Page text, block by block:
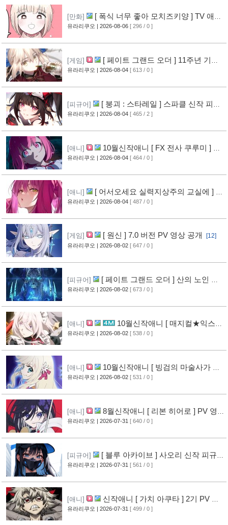
[만화]
[ 폭식 너무 좋아 모치즈키양 ] TV 애니
메이션화 결정 [13]
유라리쿠오 | 2026-08-06 [ 296 / 0 ]
[게임]
[ 페이트 그랜드 오더 ] 11주년 기념
영상 공개
[11]
유라리쿠오 | 2026-08-04 [ 613 / 0 ]
[피규어]
[ 붕괴 : 스타레일 ] 스파클 신작 피규
어 공개
[8]
유라리쿠오 | 2026-08-04 [ 465 / 2 ]
[애니]
10월신작애니 [ FX 전사 쿠루미 ] PV
영상 공개
[9]
유라리쿠오 | 2026-08-04 [ 464 / 0 ]
[애니]
[ 어서오세요 실력지상주의 교실에 ] 블
루레이 VOL.2 표지 공개 [10]
유라리쿠오 | 2026-08-04 [ 487 / 0 ]
[게임] [ 원신 ] 7.0 버전 PV 영상 공개 [12]
유라리쿠오 | 2026-08-02 [ 647 / 0 ]
[피규어]
[ 페이트 그랜드 오더 ] 산의 노인 신
작 피규어 공개 [17]
유라리쿠오 | 2026-08-02 [ 673 / 0 ]
[애니]
10월신작애니 [ 매지컬★익스플
로러 ] PV 영상 공개 [12]
유라리쿠오 | 2026-08-02 [ 538 / 0 ]
[애니]
10월신작애니 [ 빙검의 마술사가 세
계를 다스린다 ] 2기 PV 영상 공개
유라리쿠오 | 2026-08-02 [ 531 / 0 ]
[애니]
8월신작애니 [ 리본 히어로 ] PV 영
상 공개
[11]
유라리쿠오 | 2026-07-31 [ 640 / 0 ]
[피규어]
[ 블루 아카이브 ] 사오리 신작 피규어
공개 [10]
유라리쿠오 | 2026-07-31 [ 561 / 0 ]
[애니]
신작애니 [ 가치 아쿠타 ] 2기 PV 영
상 공개
[13]
유라리쿠오 | 2026-07-31 [ 499 / 0 ]